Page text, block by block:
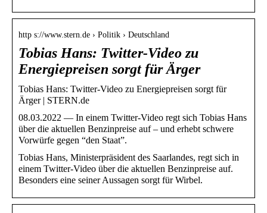
http s://www.stern.de › Politik › Deutschland
Tobias Hans: Twitter-Video zu
Energiepreisen sorgt für Ärger
Tobias Hans: Twitter-Video zu Energiepreisen sorgt für
Ärger | STERN.de
08.03.2022 — In einem Twitter-Video regt sich Tobias Hans
über die aktuellen Benzinpreise auf – und erhebt schwere
Vorwürfe gegen “den Staat”.
Tobias Hans, Ministerpräsident des Saarlandes, regt sich in
einem Twitter-Video über die aktuellen Benzinpreise auf.
Besonders eine seiner Aussagen sorgt für Wirbel.